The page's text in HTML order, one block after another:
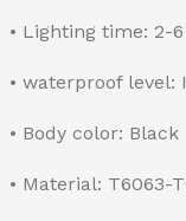
• Lighting time: 2-
• waterproof level:
• Body color: Black
• Material: T6063-